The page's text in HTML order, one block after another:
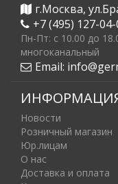
г.Москва,
+7 (495) 127-
Пн-Пт: c 10.00 до
многоканальный
Email:
Новости
Розничный магазин
Юр.лицам
О нас
Доставка и оплата